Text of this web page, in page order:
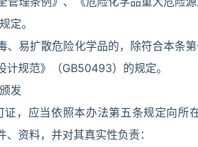
定。
、易扩散危险化学品的，除符合本条
规范》（GB50493）的规定。
发
，应当依照本办法第五条规定向所
资料，并对其真实性负责：